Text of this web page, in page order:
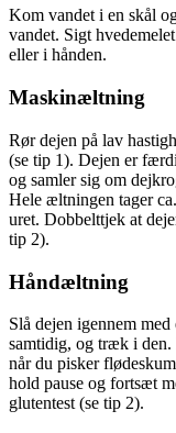
Kom vandet i en skål
vandet. Sigt
eller i hånden.
Maskinæltning
Rør dejen på lav
(se tip 1). Dejen er
og samler sig om
Hele æltningen tager
uret. Dobbelttjek at
tip 2).
Håndæltning
Slå dejen igennem
samtidig, og træk i
når du pisker
hold pause og fortsæt
glutentest (se tip 2).